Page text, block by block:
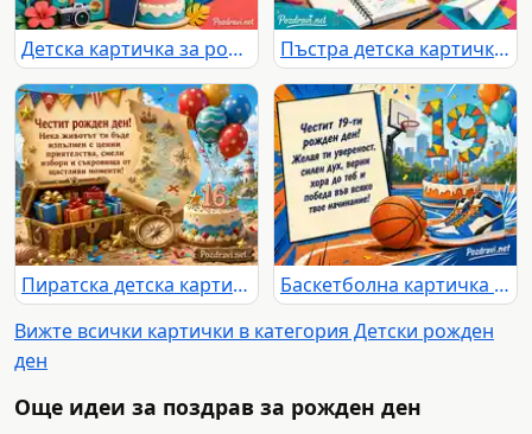
Детска картичка за рожден ден с глобус, балони, куфар и торта 14 Пъстра детска картичка за 17-ти рожден ден с торта, балони и творчески мотиви
Пиратска детска картичка за 16-и рожден ден със съкровища и балони
Баскетболна картичка за 19-ти рожден ден с торта и кецове
Вижте всички картички в категория Детски рожден
ден
Още идеи за поздрав за рожден ден